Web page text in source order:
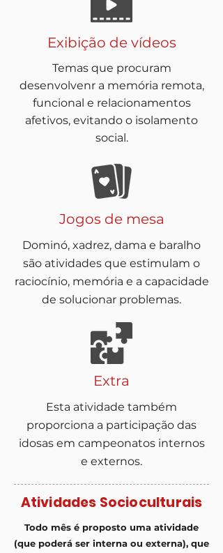
Exibição de vídeos
Temas que procuram
desenvolvenr a memória remota,
funcional e relacionamentos
afetivos, evitando o isolamento
social.
Jogos de mesa
Dominó, xadrez, dama e baralho
são atividades que estimulam o
raciocínio, memória e a capacidade
de solucionar problemas.
Extra
Esta atividade também
proporciona a participação das
idosas em campeonatos internos
e externos.
Atividades Socioculturais
Todo mês é proposto uma atividade
(que poderá ser interna ou externa), que